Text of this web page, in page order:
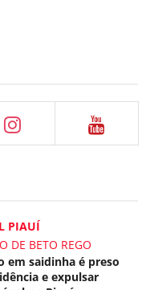
PIAUÍ
DE BETO REGO
em saidinha é preso
e expulsar